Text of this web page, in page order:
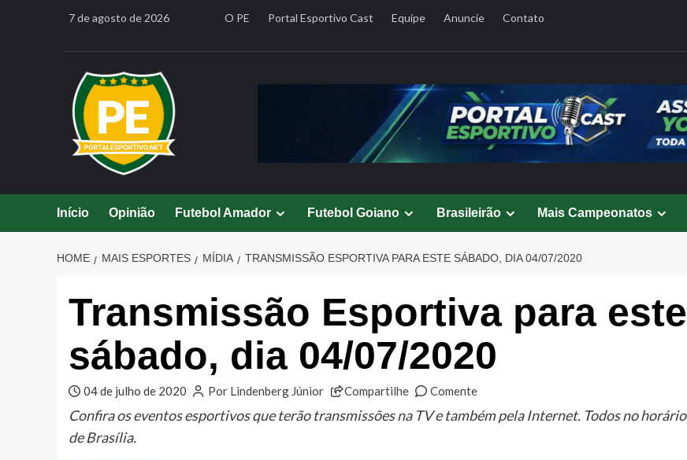
7 de agosto de 2026 O PE Portal Esportivo Cast Equipe Anuncie Contato
Início Opinião Futebol Amador Futebol Goiano Brasileirão Mais Campeonatos
HOME MAIS ESPORTES MÍDIA TRANSMISSÃO ESPORTIVA PARA ESTE SÁBADO, DIA 04/07/2020
Transmissão Esportiva para este
sábado, dia 04/07/2020
04 de julho de 2020 Por Lindenberg Júnior Compartilhe Comente
Confira os eventos esportivos que terão transmissões na TV e também pela Internet. Todos no horário
de Brasília.